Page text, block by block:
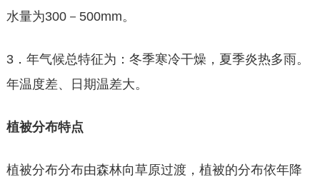
水量为300－500mm。
3．年气候总特征为：冬季寒冷干燥，夏季炎热多雨。
年温度差、日期温差大。
植被分布特点
植被分布分布由森林向草原过渡，植被的分布依年降